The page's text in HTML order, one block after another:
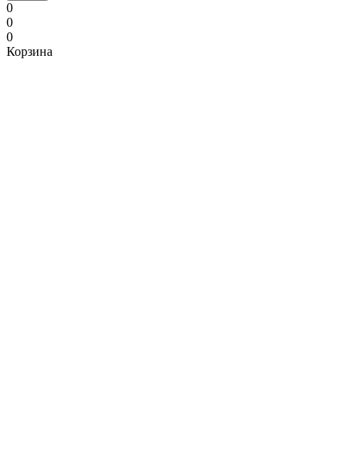
0
0
0
Корзина